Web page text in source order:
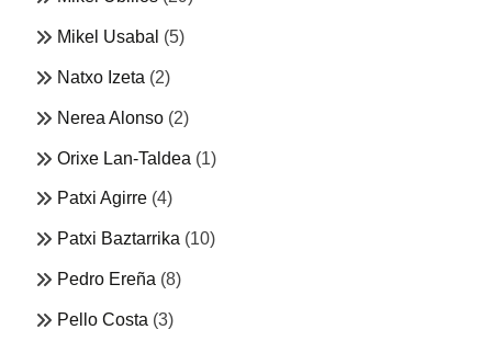
Mikel Usabal (5)
Natxo Izeta (2)
Nerea Alonso (2)
Orixe Lan-Taldea (1)
Patxi Agirre (4)
Patxi Baztarrika (10)
Pedro Ereña (8)
Pello Costa (3)